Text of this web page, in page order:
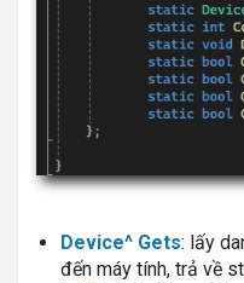
Device^ Gets: lấy
đến máy tính, trả về